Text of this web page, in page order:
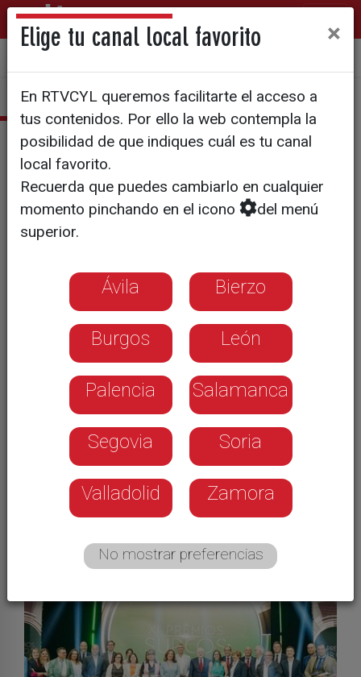
Galería de imágenes
Gala de los XI Premios Surcos
Galerías
Elige tu canal local favorito ×
En RTVCYL queremos facilitarte el acceso a
tus contenidos. Por ello la web contempla la
posibilidad de que indiques cuál es tu canal
local favorito.
Recuerda que puedes cambiarlo en cualquier
momento pinchando en el icono
del menú
superior.
Ávila Bierzo
Burgos León
Palencia Salamanca
Segovia Soria
Valladolid Zamora
No mostrar preferencias